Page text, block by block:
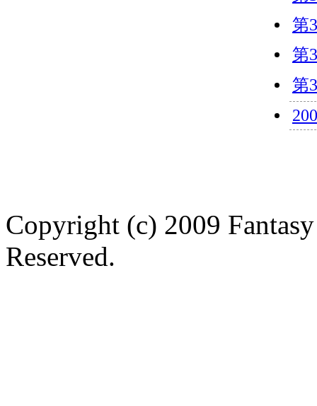
第
第
第
Copyright (c) 2009
Reserved.